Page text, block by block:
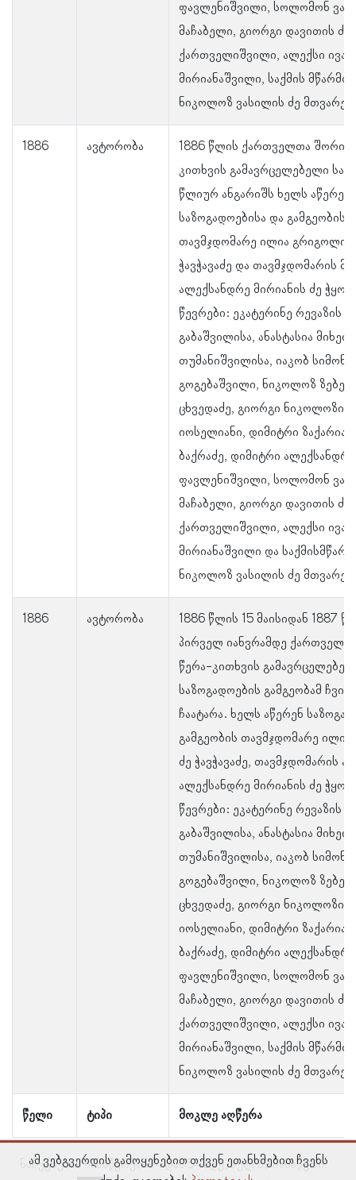
წელი ტიპი მოკლე აღწერა
ფავლენიშვილი, სოლომონ
მაჩაბელი, გიორგი დავითის ძე
ქართველიშვილი, ალექსი
მირიანაშვილი, საქმის
ნიკოლოზ ვასილის ძე
1886 ავტორობა
1886 წლის ქართველთა შორის
კითხვის გამავრცელებელი
წლიურ ანგარიშს ხელს აწერენ
საზოგადოებისა და გამგეობის
თავმჯდომარე ილია გრიგოლის
ჭავჭავაძე და თავმჯდომარის
ალექსანდრე მირიანის ძე
წევრები: ეკატერინე რევაზის
გაბაშვილისა, ანასტასია
თუმანიშვილისა, იაკობ
გოგებაშვილი, ნიკოლოზ
ცხვედაძე, გიორგი ნიკოლოზის
იოსელიანი, დიმიტრი ზაქარიას
ბაქრაძე, დიმიტრი
ფავლენიშვილი, სოლომონ
მაჩაბელი, გიორგი დავითის ძე
ქართველიშვილი, ალექსი
მირიანაშვილი და
ნიკოლოზ ვასილის ძე
1886 ავტორობა
1886 წლის 15 მაისიდან 1887
პირველ იანვრამდე
წერა-კითხვის
საზოგადოების გამგეობამ
ჩაატარა. ხელს აწერენ
გამგეობის თავმჯდომარე
ძე ჭავჭავაძე, თავმჯდომარის
ალექსანდრე მირიანის ძე
წევრები: ეკატერინე რევაზის
გაბაშვილისა, ანასტასია
თუმანიშვილისა, იაკობ
გოგებაშვილი, ნიკოლოზ
ცხვედაძე, გიორგი ნიკოლოზის
იოსელიანი, დიმიტრი ზაქარიას
ბაქრაძე, დიმიტრი
ფავლენიშვილი, სოლომონ
მაჩაბელი, გიორგი დავითის ძე
ქართველიშვილი, ალექსი
მირიანაშვილი, საქმის
ნიკოლოზ ვასილის ძე
ნაჩვენებია ჩანაწერები 1–დან 5–მდე, სულ 39 ჩანაწერი
ამ ვებგვერდის გამოყენებით თქვენ ეთანხმებით ჩვენს